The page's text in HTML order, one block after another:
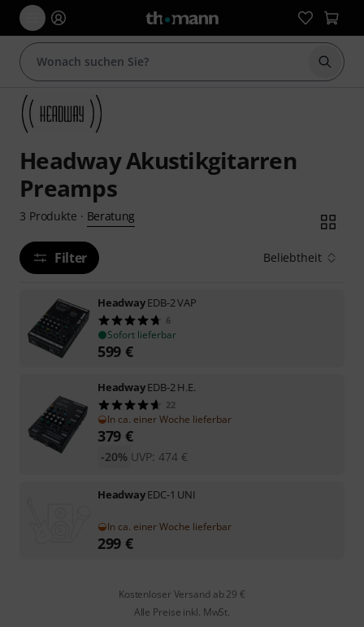
Suche
Headway Akustikgitarren
Preamps
3 Produkte · Beratung
Filter Beliebtheit
HeadwayEDB-2 VAP
6
Sofort lieferbar
599 €
HeadwayEDB-2 H.E.
22
In ca. einer Woche lieferbar
379 €
UVP: 474 €
-20%
HeadwayEDC-1 UNI
In ca. einer Woche lieferbar
299 €
Kostenloser Versand ab 29 €
Alle Preise inkl. MwSt.